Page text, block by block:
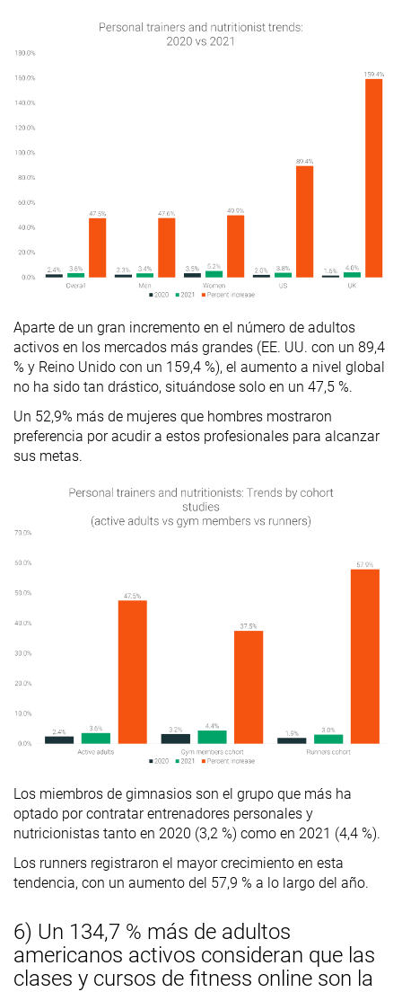
Aparte de un gran incremento en el número de adultos
activos en los mercados más grandes (EE. UU. con un 89,4
% y Reino Unido con un 159,4 %), el aumento a nivel global
no ha sido tan drástico, situándose solo en un 47,5 %.
Un 52,9% más de mujeres que hombres mostraron
preferencia por acudir a estos profesionales para alcanzar
sus metas.
Los miembros de gimnasios son el grupo que más ha
optado por contratar entrenadores personales y
nutricionistas tanto en 2020 (3,2 %) como en 2021 (4,4 %).
Los runners registraron el mayor crecimiento en esta
tendencia, con un aumento del 57,9 % a lo largo del año.
6) Un 134,7 % más de adultos
americanos activos consideran que las
clases y cursos de fitness online son la